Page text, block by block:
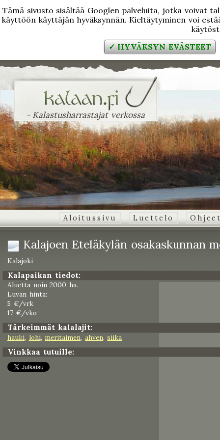
Tämä sivusto sisältää Googlen palveluita, jotka voivat
käyttöön käyttäjän hyväksynnän. Kieltäytyminen voi
✓ HYVÄKSYN EVÄSTEET
- Kalastusharrastajat verkossa
Aloitussivu Luettelo
Kalajoen Eteläkylän osakaskunnan
Kalajoki
Kalapaikan tiedot:
Aluetta noin 2000 ha.
Luvan hinta:
5 €/vrk
17 €/vko
Tärkeimmät kalalajit:
hauki, lohi, meritaimen, ahven,siika
Vinkkaa tutuille: